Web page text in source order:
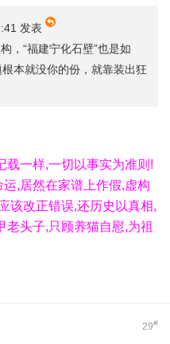
发表
，“福建宁化石壁”也是如
本就没你的份，就靠装出狂
载一样,一切以事实为准则!
,居然在家谱上作假,虚构
该改正错误,还历史以真相,
老头子,只顾养猫自慰,为祖
29#